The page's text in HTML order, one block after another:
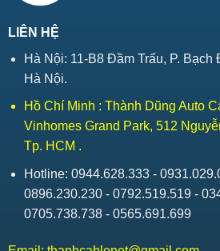
LIÊN HỆ
Hà Nội: 11-B8 Đầm Trấu, P. Bạch
Hà Nội.
Hồ Chí Minh : Thành Dũng Auto
Vinhomes Grand Park, 512
Tp. HCM .
Hotline: 0944.628.333 -
0896.230.230 - 0792.519.519 -
0705.738.738 - 0565.691.699